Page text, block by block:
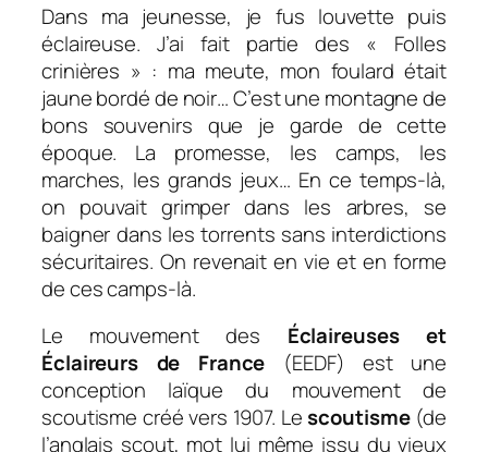
Dans ma jeunesse, je fus louvette puis
éclaireuse. J’ai fait partie des « Folles
crinières » : ma meute, mon foulard était
jaune bordé de noir… C’est une montagne de
bons souvenirs que je garde de cette
époque. La promesse, les camps, les
marches, les grands jeux… En ce temps-là,
on pouvait grimper dans les arbres, se
baigner dans les torrents sans interdictions
sécuritaires. On revenait en vie et en forme
de ces camps-là.
Le mouvement des Éclaireuses et
Éclaireurs de France (EEDF) est une
conception laïque du mouvement de
scoutisme créé vers 1907. Lescoutisme(de
l’anglais scout, mot lui même issu du vieux